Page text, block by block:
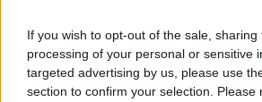
If you wish to opt-out of the sale,
processing of your personal or sensitive
targeted advertising by us, please use
section to confirm your selection. Please